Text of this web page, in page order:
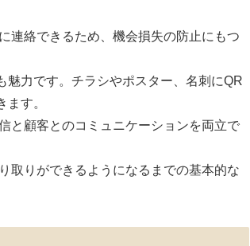
連絡できるため、機会損失の防止にもつ
力です。チラシやポスター、名刺にQR
す。
と顧客とのコミュニケーションを両立で
取りができるようになるまでの基本的な